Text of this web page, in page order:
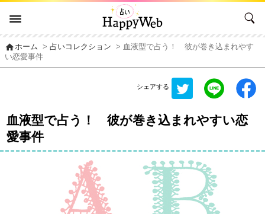
homeホーム >占いコレクション
> 血液型で占う！ 彼が巻き込まれやす
い恋愛事件
シェアする
血液型で占う！ 彼が巻き込まれやすい恋
愛事件